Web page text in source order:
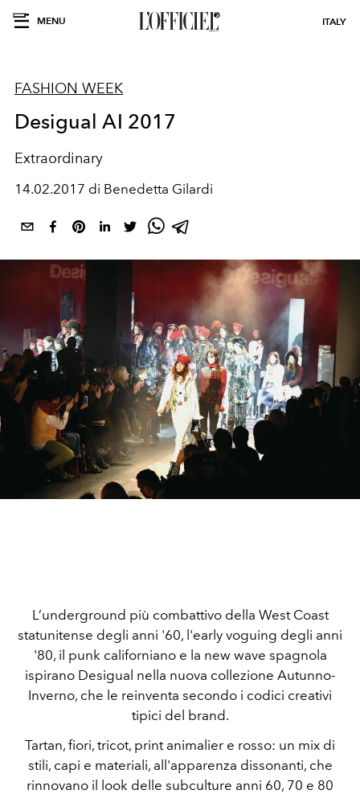
MENU ITALY
FASHION WEEK
Desigual AI 2017
Extraordinary
14.02.2017 di Benedetta Gilardi
L’underground più combattivo della West Coast
statunitense degli anni '60, l'early voguing degli anni
'80, il punk californiano e la new wave spagnola
ispirano Desigual nella nuova collezione Autunno-
Inverno, che le reinventa secondo i codici creativi
tipici del brand.
Tartan, fiori, tricot, print animalier e rosso: un mix di
stili, capi e materiali, all'apparenza dissonanti, che
rinnovano il look delle subculture anni 60, 70 e 80